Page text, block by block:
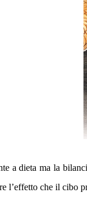
a dieta ma la
l’effetto che il cibo